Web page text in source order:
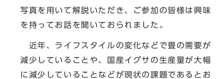
写真を用いて解説いただき、ご参加の皆様は興味
を持ってお話を聞いておられました。
近年、ライフスタイルの変化などで畳の需要が
減少していることや、国産イグサの生産量が大幅
に減少していることなどが現状の課題であるとお